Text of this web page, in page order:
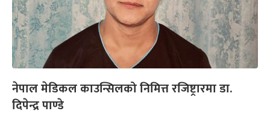
नेपाल मेडिकल काउन्सिलको निमित्त रजिष्ट्रारमा डा.
दिपेन्द्र पाण्डे